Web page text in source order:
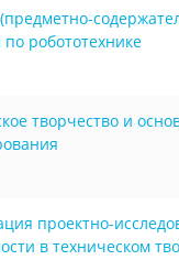
по робототехнике
творчество и
проектно-
в техническом